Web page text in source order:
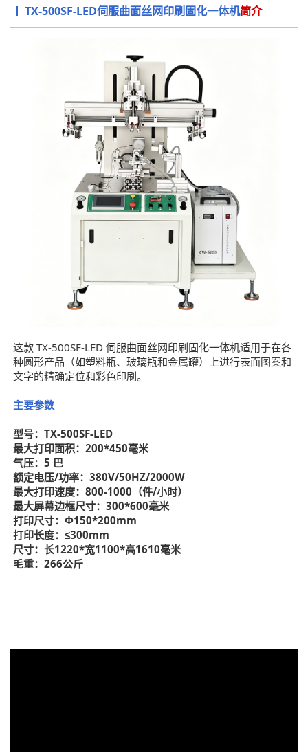
TX-500SF-LED伺服曲面丝网印刷固化一体机简介
这款 TX-500SF-LED 伺服曲面丝网印刷固化一体机适用于在各
种圆形产品（如塑料瓶、玻璃瓶和金属罐）上进行表面图案和
文字的精确定位和彩色印刷。
主要参数
型号：TX-500SF-LED
最大打印面积：200*450毫米
气压：5 巴
额定电压/功率：380V/50HZ/2000W
最大打印速度：800-1000（件/小时）
最大屏幕边框尺寸：300*600毫米
打印尺寸：Φ150*200mm
打印长度：≤300mm
尺寸：长1220*宽1100*高1610毫米
毛重：266公斤